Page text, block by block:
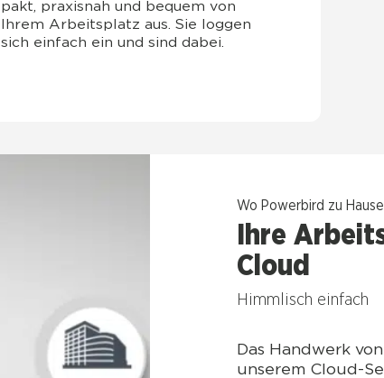
pakt, pra­xis­nah und bequem von
Ihrem Arbeits­platz aus. Sie log­gen
sich ein­fach ein und sind dabei.
Wo Power­bird zu
Ihre
Cloud
Himm­lisch ein­fach
Das Hand­werk
unse­rem Cloud-